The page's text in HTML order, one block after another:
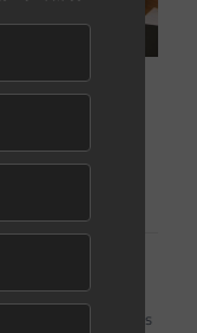
Campos obrigatórios